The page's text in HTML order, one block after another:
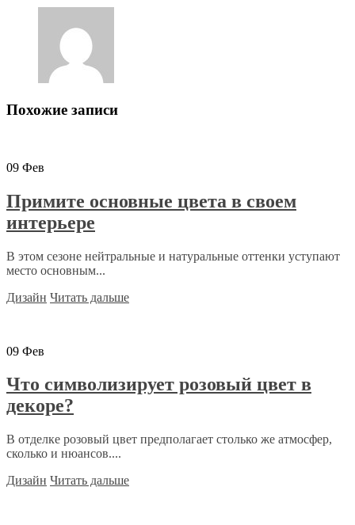
Похожие записи
09 Фев
Примите основные цвета в своем
интерьере
В этом сезоне нейтральные и натуральные оттенки уступают
место основным...
Дизайн Читать дальше
09 Фев
Что символизирует розовый цвет в
декоре?
В отделке розовый цвет предполагает столько же атмосфер,
сколько и нюансов....
Дизайн Читать дальше